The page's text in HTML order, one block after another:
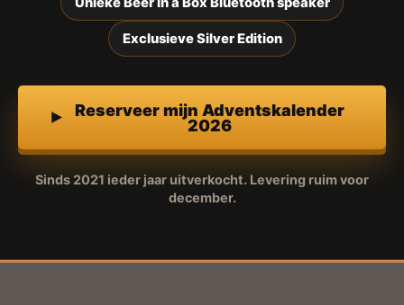
Exclusieve Silver Edition
Reserveer mijn Adventskalender
2026
Sinds 2021 ieder jaar uitverkocht. Levering ruim voor
december.